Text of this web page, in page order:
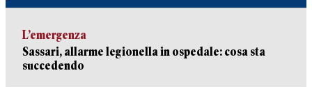
L’emergenza
Sassari, allarme legionella in ospedale: cosa sta
succedendo